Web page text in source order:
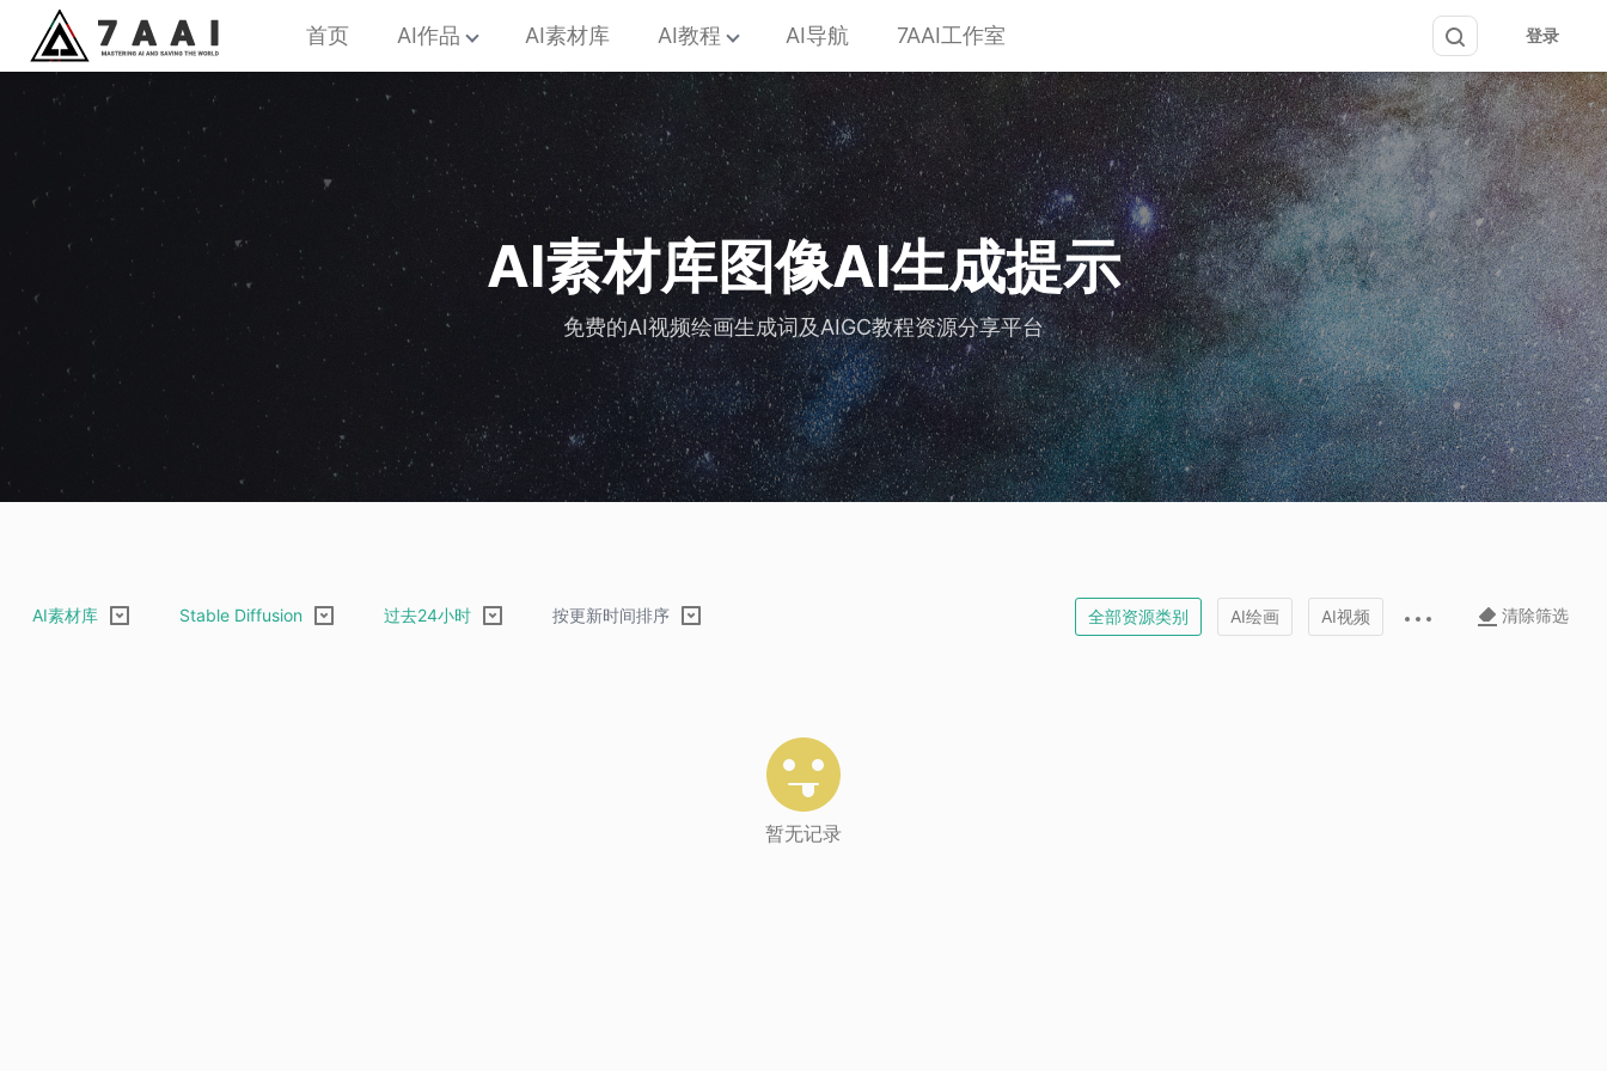
首页 AI作品 AI素材库 AI教程 AI导航 7AAI工作室 登录
AI素材库图像AI生成提示
免费的AI视频绘画生成词及AIGC教程资源分享平台
AI素材库 Stable Diffusion 过去24小时 按更新时间排序 全部资源类别 AI绘画 AI视频 清除筛选
暂无记录